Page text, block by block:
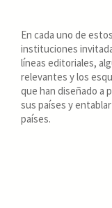
En cada uno de
instituciones
líneas editoriales,
relevantes y los
que han diseñado a
sus países y
países.